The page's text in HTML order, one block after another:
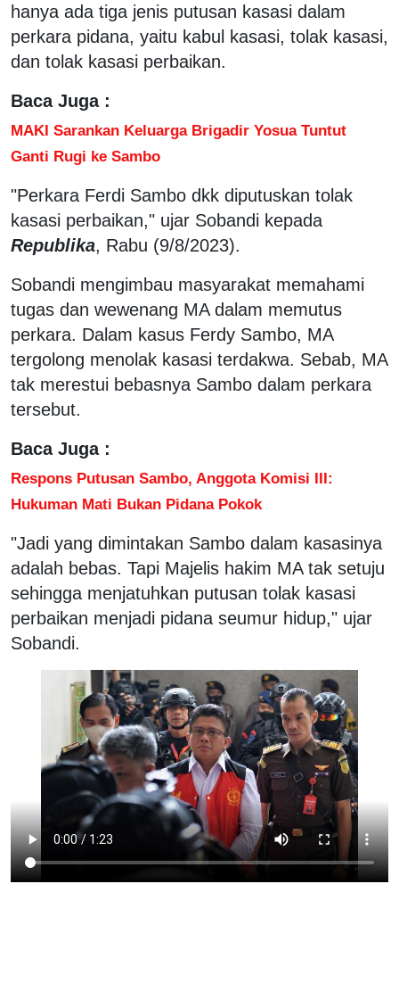
hanya ada tiga jenis putusan kasasi dalam
perkara pidana, yaitu kabul kasasi, tolak kasasi,
dan tolak kasasi perbaikan.
Baca Juga :
MAKI Sarankan Keluarga Brigadir Yosua Tuntut
Ganti Rugi ke Sambo
"Perkara Ferdi Sambo dkk diputuskan tolak
kasasi perbaikan," ujar Sobandi kepada
Republika, Rabu (9/8/2023).
Sobandi mengimbau masyarakat memahami
tugas dan wewenang MA dalam memutus
perkara. Dalam kasus Ferdy Sambo, MA
tergolong menolak kasasi terdakwa. Sebab, MA
tak merestui bebasnya Sambo dalam perkara
tersebut.
Baca Juga :
Respons Putusan Sambo, Anggota Komisi III:
Hukuman Mati Bukan Pidana Pokok
"Jadi yang dimintakan Sambo dalam kasasinya
adalah bebas. Tapi Majelis hakim MA tak setuju
sehingga menjatuhkan putusan tolak kasasi
perbaikan menjadi pidana seumur hidup," ujar
Sobandi.